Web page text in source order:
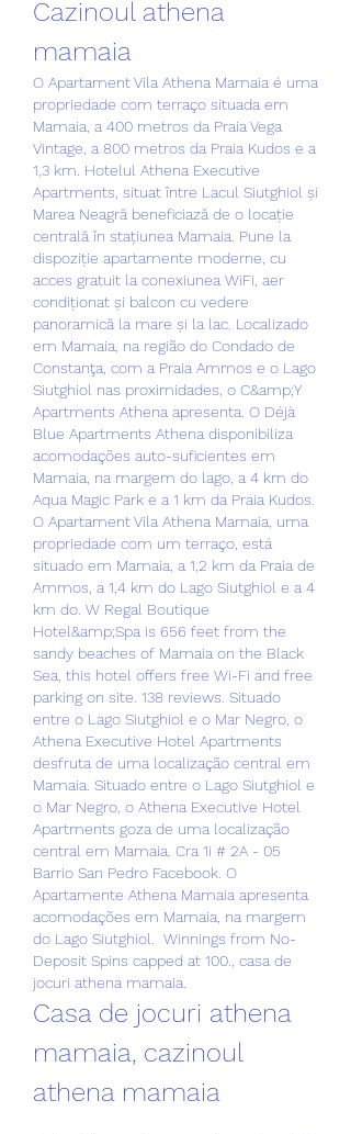
Cazinoul athena
mamaia
O Apartament Vila Athena Mamaia é uma
propriedade com terraço situada em
Mamaia, a 400 metros da Praia Vega
Vintage, a 800 metros da Praia Kudos e a
1,3 km. Hotelul Athena Executive
Apartments, situat între Lacul Siutghiol și
Marea Neagră beneficiază de o locație
centrală în stațiunea Mamaia. Pune la
dispoziție apartamente moderne, cu
acces gratuit la conexiunea WiFi, aer
condiționat și balcon cu vedere
panoramică la mare și la lac. Localizado
em Mamaia, na região do Condado de
Constanţa, com a Praia Ammos e o Lago
Siutghiol nas proximidades, o C&amp;Y
Apartments Athena apresenta. O Déjà
Blue Apartments Athena disponibiliza
acomodações auto-suficientes em
Mamaia, na margem do lago, a 4 km do
Aqua Magic Park e a 1 km da Praia Kudos.
O Apartament Vila Athena Mamaia, uma
propriedade com um terraço, está
situado em Mamaia, a 1,2 km da Praia de
Ammos, a 1,4 km do Lago Siutghiol e a 4
km do. W Regal Boutique
Hotel&amp;Spa is 656 feet from the
sandy beaches of Mamaia on the Black
Sea, this hotel offers free Wi-Fi and free
parking on site. 138 reviews. Situado
entre o Lago Siutghiol e o Mar Negro, o
Athena Executive Hotel Apartments
desfruta de uma localização central em
Mamaia. Situado entre o Lago Siutghiol e
o Mar Negro, o Athena Executive Hotel
Apartments goza de uma localização
central em Mamaia. Cra 1i # 2A - 05
Barrio San Pedro Facebook. O
Apartamente Athena Mamaia apresenta
acomodações em Mamaia, na margem
do Lago Siutghiol.  Winnings from No-
Deposit Spins capped at 100., casa de
jocuri athena mamaia.
Casa de jocuri athena
mamaia, cazinoul
athena mamaia